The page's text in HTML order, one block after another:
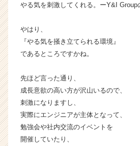
活
ト
ア
リ
（C
h
やる気を刺激してくれる。ーY&I Group
やはり、
『やる気を掻き立てられる環境』
であるところですかね。
先ほど言った通り、
成長意欲の高い方が沢山いるので、
刺激になりますし、
実際にエンジニアが主体となって、
勉強会や社内交流のイベントを
開催していたり、